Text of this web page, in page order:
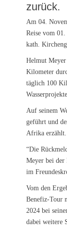
zurück.
Am 04.
Reise vom
kath.
Helmut Meyer
Kilometer
täglich 100
Auf seinem
geführt und
Afrika erzählt.
“Die
Meyer bei der
im
Vom den
Benefiz-Tour
2024 bei
dabei weitere